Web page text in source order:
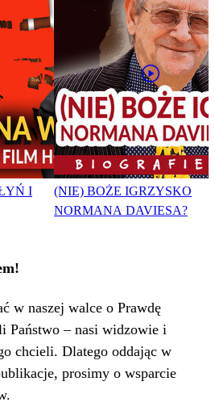
I
(NIE) BOŻE IGRZYSKO
NORMANA DAVIESA?
w naszej walce o Prawdę
Państwo – nasi widzowie i
chcieli. Dlatego oddając w
prosimy o wsparcie